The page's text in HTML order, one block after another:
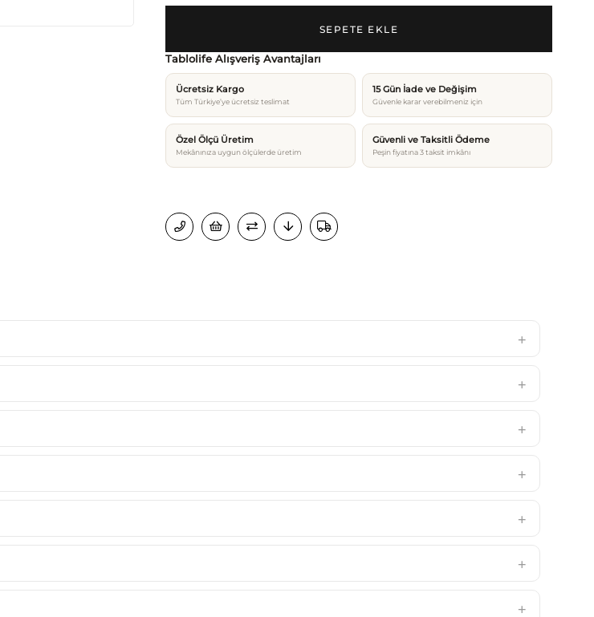
Tablolife Alışveriş Avantajları
Ücretsiz Kargo
Tüm Türkiye’ye ücretsiz teslimat
15 Gün İade ve Değişim
Güvenle karar verebilmeniz için
Özel Ölçü Üretim
Mekânınıza uygun ölçülerde üretim
Güvenli ve Taksitli Ödeme
Peşin fiyatına 3 taksit imkânı